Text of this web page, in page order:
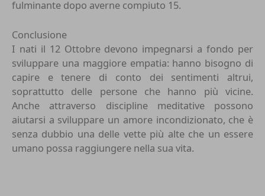
fulminante dopo averne compiuto 15.
Conclusione
I nati il 12 Ottobre devono impegnarsi a fondo per
sviluppare una maggiore empatia: hanno bisogno di
capire e tenere di conto dei sentimenti altrui,
soprattutto delle persone che hanno più vicine.
Anche attraverso discipline meditative possono
aiutarsi a sviluppare un amore incondizionato, che è
senza dubbio una delle vette più alte che un essere
umano possa raggiungere nella sua vita.